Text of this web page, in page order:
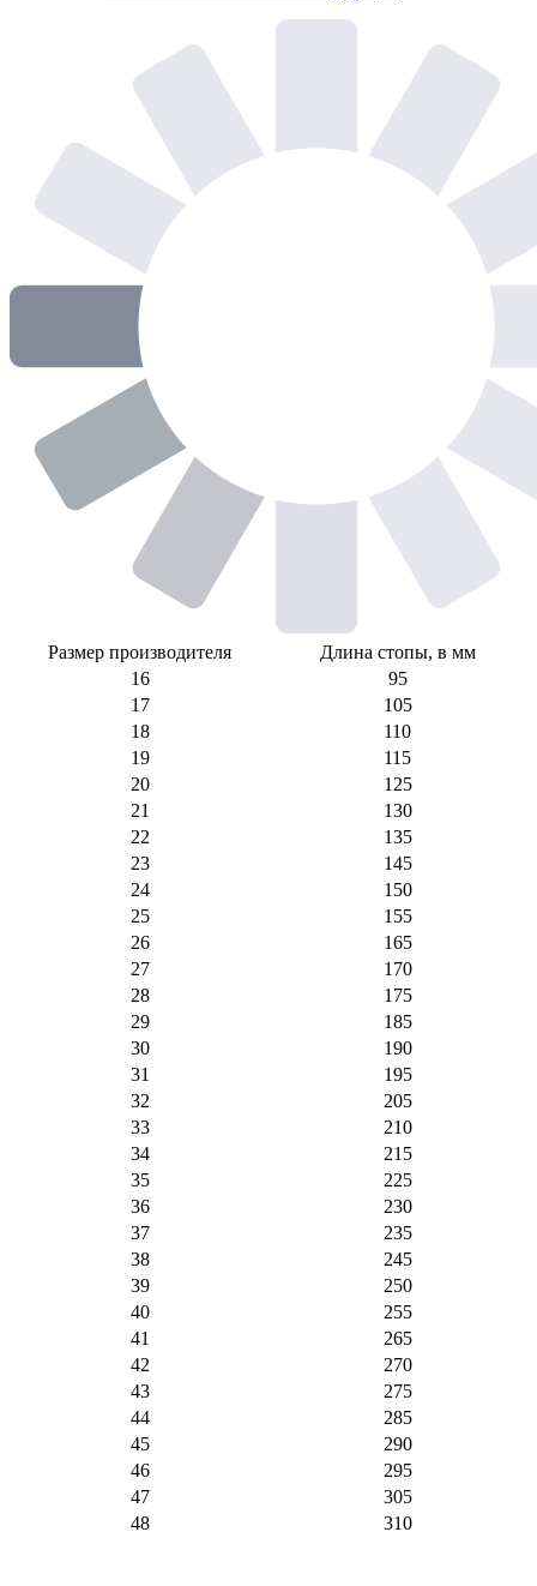
Размер производителя
Длина стопы, в мм
16
95
17
105
18
110
19
115
20
125
21
130
22
135
23
145
24
150
25
155
26
165
27
170
28
175
29
185
30
190
31
195
32
205
33
210
34
215
35
225
36
230
37
235
38
245
39
250
40
255
41
265
42
270
43
275
44
285
45
290
46
295
47
305
48
310